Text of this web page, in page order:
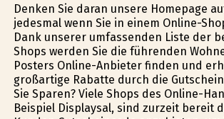
Denken Sie daran unsere Homepage
jedesmal wenn Sie in einem Online-
Dank unserer umfassenden Liste der
Shops werden Sie die führenden
Posters Online-Anbieter finden und
großartige Rabatte durch die
Sie Sparen? Viele Shops des Online-
Beispiel Displaysal, sind zurzeit bereit